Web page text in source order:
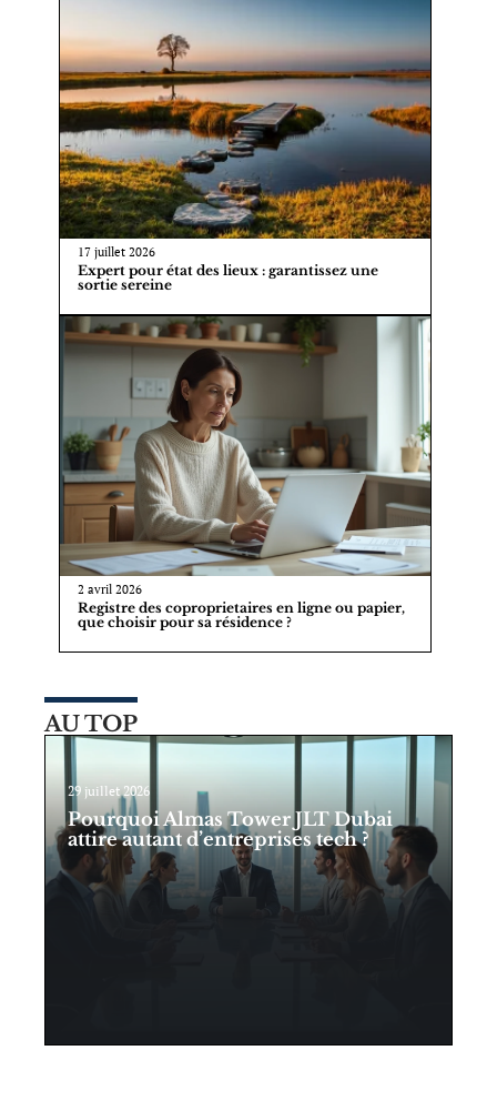
17 juillet 2026
Expert pour état des lieux : garantissez une
sortie sereine
2 avril 2026
Registre des coproprietaires en ligne ou papier,
que choisir pour sa résidence ?
AU TOP
29 juillet 2026
Pourquoi Almas Tower JLT Dubai
attire autant d’entreprises tech ?